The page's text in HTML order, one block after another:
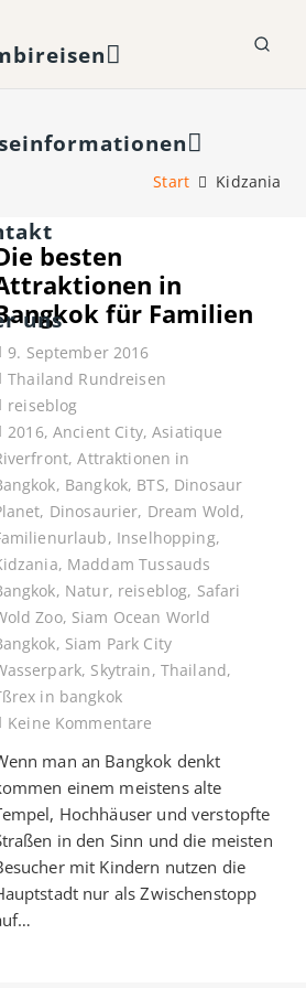
uns
Start Kidzania
besten
in
für Familien
9. September 2016
Thailand Rundreisen
reiseblog
2016, Ancient City,Asiatique
,Attraktionen in
, Bangkok, BTS, Dinosaur
, Dinosaurier, Dream Wold,
, Inselhopping,
, Maddam Tussauds
, Natur, reiseblog, Safari
Zoo, Siam Ocean World
, Siam Park City
, Skytrain, Thailand,
in bangkok
Keine Kommentare
man an Bangkok denkt
einem meistens alte
Hochhäuser und verstopfte
in den Sinn und die meisten
mit Kindern nutzen die
nur als Zwischenstopp